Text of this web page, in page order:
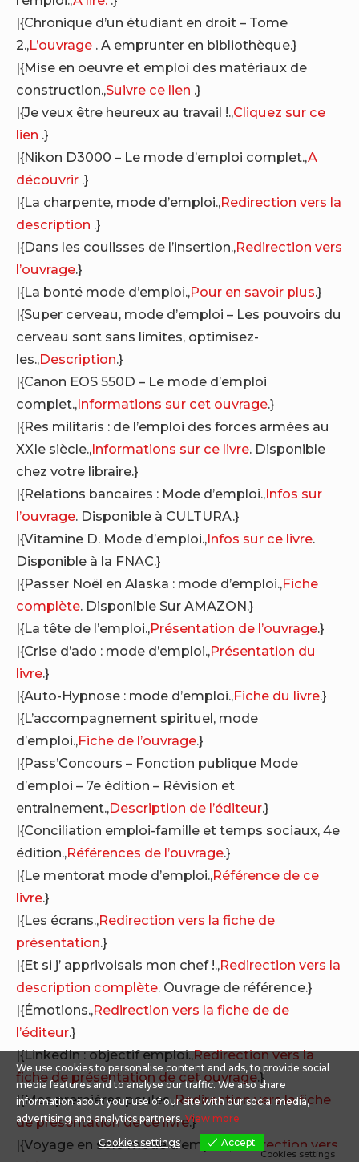
|{Chronique d’un étudiant en droit – Tome
2.,L’ouvrage . A emprunter en bibliothèque.}
|{Mise en oeuvre et emploi des matériaux de
construction.,Suivre ce lien .}
|{Je veux être heureux au travail !.,Cliquez sur ce
lien .}
|{Nikon D3000 – Le mode d’emploi complet.,A
découvrir .}
|{La charpente, mode d’emploi.,Redirection vers la
description .}
|{Dans les coulisses de l’insertion.,Redirection vers
l’ouvrage.}
|{La bonté mode d’emploi.,Pour en savoir plus.}
|{Super cerveau, mode d’emploi – Les pouvoirs du
cerveau sont sans limites, optimisez-
les.,Description.}
|{Canon EOS 550D – Le mode d’emploi
complet.,Informations sur cet ouvrage.}
|{Res militaris : de l’emploi des forces armées au
XXIe siècle.,Informations sur ce livre. Disponible
chez votre libraire.}
|{Relations bancaires : Mode d’emploi.,Infos sur
l’ouvrage. Disponible à CULTURA.}
|{Vitamine D. Mode d’emploi.,Infos sur ce livre.
Disponible à la FNAC.}
|{Passer Noël en Alaska : mode d’emploi.,Fiche
complète. Disponible Sur AMAZON.}
|{La tête de l’emploi.,Présentation de l’ouvrage.}
|{Crise d’ado : mode d’emploi.,Présentation du
livre.}
|{Auto-Hypnose : mode d’emploi.,Fiche du livre.}
|{L’accompagnement spirituel, mode
d’emploi.,Fiche de l’ouvrage.}
|{Pass’Concours – Fonction publique Mode
d’emploi – 7e édition – Révision et
entrainement.,Description de l’éditeur.}
|{Conciliation emploi-famille et temps sociaux, 4e
édition.,Références de l’ouvrage.}
|{Le mentorat mode d’emploi.,Référence de ce
livre.}
|{Les écrans.,Redirection vers la fiche de
présentation.}
|{Et si j’ apprivoisais mon chef !.,Redirection vers la
description complète. Ouvrage de référence.}
|{Émotions.,Redirection vers la fiche de de
l’éditeur.}
|{LinkedIn : objectif emploi.,Redirection vers la
fiche de présentation de cet ouvrage.}
|{Mes premières poules.,Redirection vers la fiche
de présentation de ce livre.}
|{Voyage en solo mode d’emploi.,Redirection vers
We use cookies to personalise content and ads, to provide social
media features and to analyse our traffic. We also share
information about your use of our site with our social media,
advertising and analytics partners.View more
Cookies settings
Accept
Cookies settings